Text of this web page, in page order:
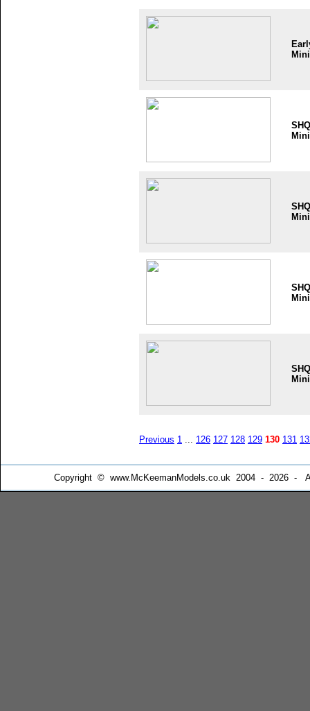
SHQ
SHQ
SHQ
SHQ
Previous 1 ... 126 127 128 129 130 131
Copyright © www.McKeemanModels.co.uk 2004 - 2026 -